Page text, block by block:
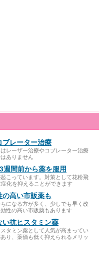
ブレーター治療
レーザー治療やコブレーター治療
ありません
週間前から薬を服用
こっています。対策として花粉飛
化を抑えることができます
高い市販薬も
になる方が多く、少しでも早く改
性の高い市販薬もあります
い抗ヒスタミン薬
タミン薬として人気が高まってい
り、薬価も低く抑えられるメリッ